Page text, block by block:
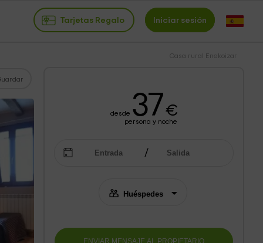
Tarjetas Regalo Iniciar sesión
Casa rural Enekoizar
desde 37€
persona y noche